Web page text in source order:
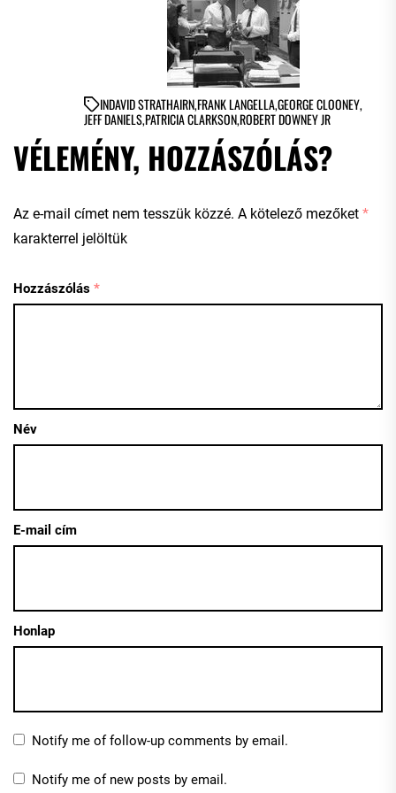
INDAVID STRATHAIRN,FRANK LANGELLA,GEORGE CLOONEY,
JEFF DANIELS,PATRICIA CLARKSON,ROBERT DOWNEY JR
VÉLEMÉNY, HOZZÁSZÓLÁS?
Az e-mail címet nem tesszük közzé. A kötelező mezőket *
karakterrel jelöltük
Hozzászólás *
Név
E-mail cím
Honlap
Notify me of follow-up comments by email.
Notify me of new posts by email.